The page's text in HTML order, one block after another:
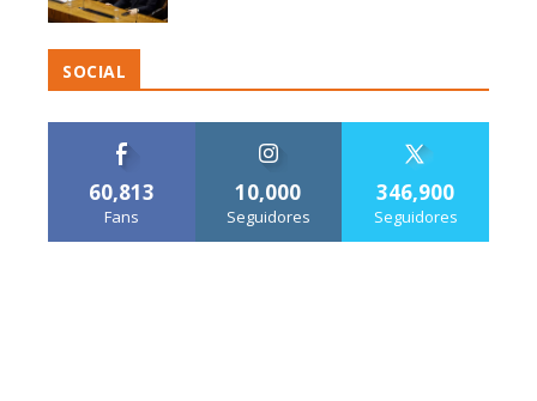
SOCIAL
60,813
Fans
10,000
Seguidores
346,900
Seguidores